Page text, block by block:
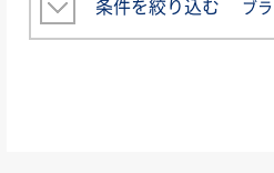
条件を絞り込む ブ